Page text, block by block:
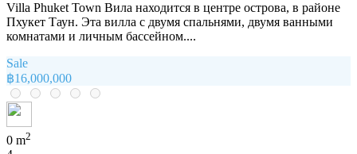
Villa Phuket Town Вила находится в центре острова, в районе
Пхукет Таун. Эта вилла с двумя спальнями, двумя ванными
комнатами и личным бассейном....
Sale
฿16,000,000
0 m2